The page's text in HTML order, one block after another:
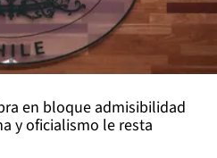
en bloque admisibilidad
y oficialismo le resta